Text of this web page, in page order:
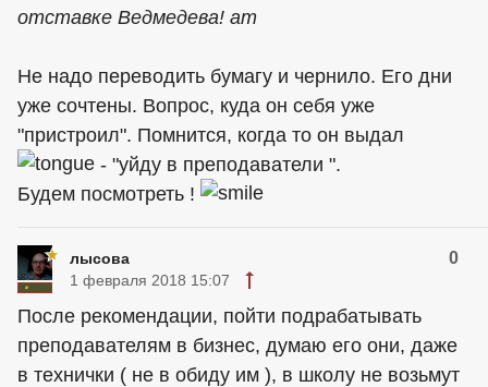
отставке Ведмедева! am
Не надо переводить бумагу и чернило. Его дни
уже сочтены. Вопрос, куда он себя уже
"пристроил". Помнится, когда то он выдал
- "уйду в преподаватели ".
Будем посмотреть !
лысова 0
1 февраля 2018 15:07
После рекомендации, пойти подрабатывать
преподавателям в бизнес, думаю его они, даже
в технички ( не в обиду им ), в школу не возьмут